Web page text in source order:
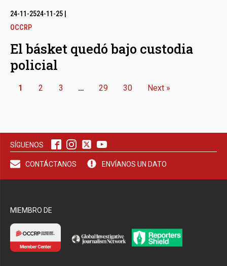
24-11-2524-11-25
OCCRP
El básket quedó bajo custodia
policial
1 2 3 … 29 30 Next »
SÍGUENOS
CONTÁCTANOS ENVÍANOS UN DATO
MIEMBRO DE